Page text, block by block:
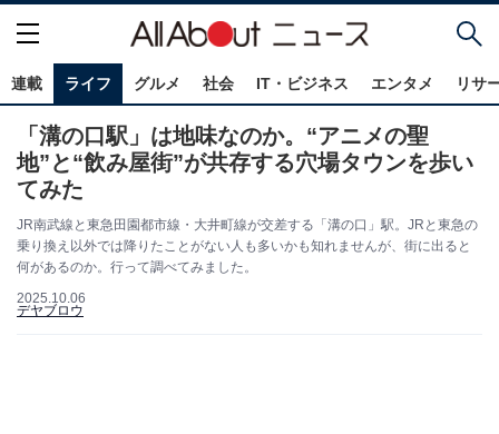
連載 ライフ グルメ 社会 IT・ビジネス エンタメ リサ
「溝の口駅」は地味なのか。“アニメの聖
地”と“飲み屋街”が共存する穴場タウンを歩い
てみた
JR南武線と東急田園都市線・大井町線が交差する「溝の口」駅。JRと東急の
乗り換え以外では降りたことがない人も多いかも知れませんが、街に出ると
何があるのか。行って調べてみました。
2025.10.06
デヤブロウ